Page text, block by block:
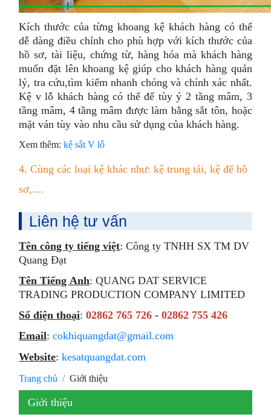
Kích thước của từng khoang kệ khách hàng có thể
dễ dàng điều chỉnh cho phù hợp với kích thước của
hồ sơ, tài liệu, chứng từ, hàng hóa mà khách hàng
muốn đặt lên khoang kệ giúp cho khách hàng quản
lý, tra cứu,tìm kiếm nhanh chóng và chính xác nhất.
Kệ v lỗ khách hàng có thể để tùy ý 2 tầng mâm, 3
tầng mâm, 4 tầng mâm được làm bằng sắt tôn, hoặc
mặt ván tùy vào nhu cầu sử dụng của khách hàng.
Xem thêm:kệ sắt V lỗ
4. Cùng các loại kệ khác như: kệ trung tải, kệ để hồ
sơ,....
Liên hệ tư vấn
Tên công ty tiếng việt: Công ty TNHH SX TM DV
Quang Đạt
Tên Tiếng Anh: QUANG DAT SERVICE
TRADING PRODUCTION COMPANY LIMITED
Số điện thoại:02862 765 726 -02862 755 426
Email :cokhiquangdat@gmail.com
Website:kesatquangdat.com
Trang chủ Giới thiệu
Giới thiệu